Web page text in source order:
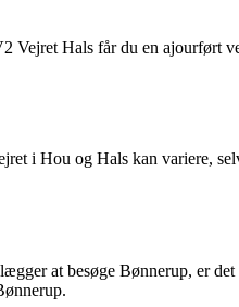
Hals får du en ajourført
i Hou og Hals kan variere,
at besøge Bønnerup, er